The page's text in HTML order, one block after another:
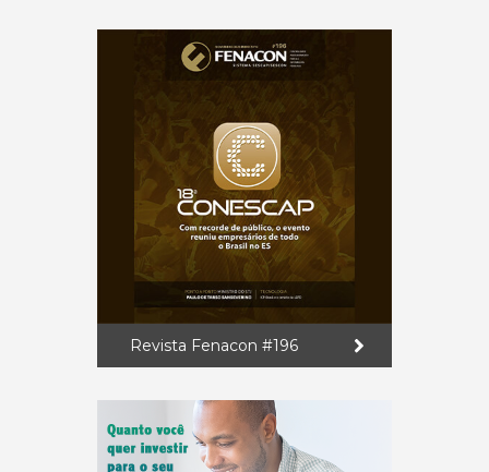
Revista Fenacon #196